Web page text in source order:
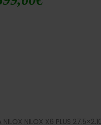
NILOX NILOX X6 PLUS